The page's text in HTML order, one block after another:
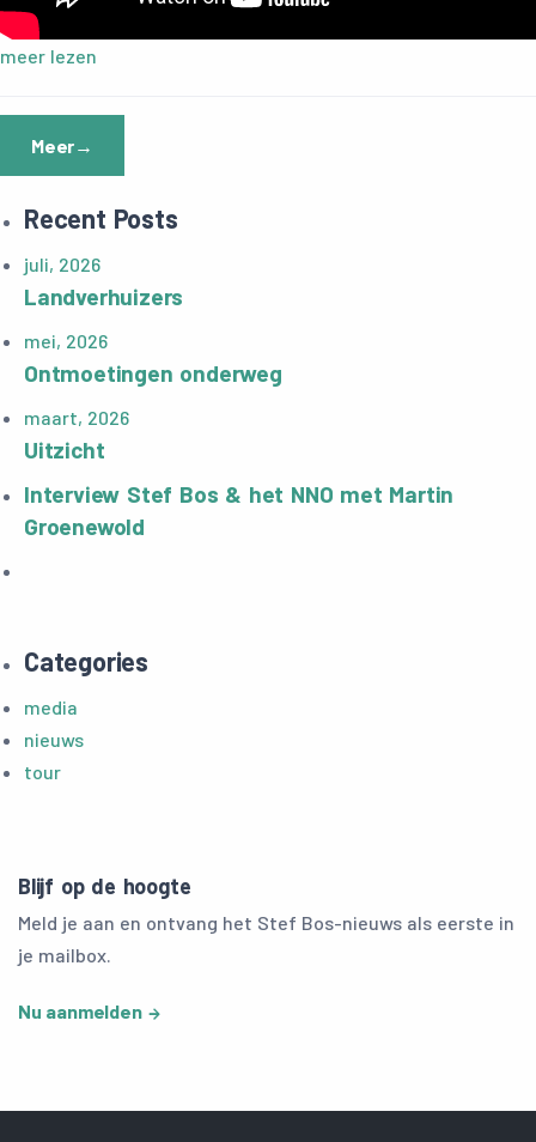
meer lezen
Meer→
Recent Posts
juli, 2026
Landverhuizers
mei, 2026
Ontmoetingen onderweg
maart, 2026
Uitzicht
Interview Stef Bos & het NNO met Martin
Groenewold
Categories
media
nieuws
tour
Blijf op de hoogte
Meld je aan en ontvang het Stef Bos-nieuws als eerste in
je mailbox.
Nu aanmelden